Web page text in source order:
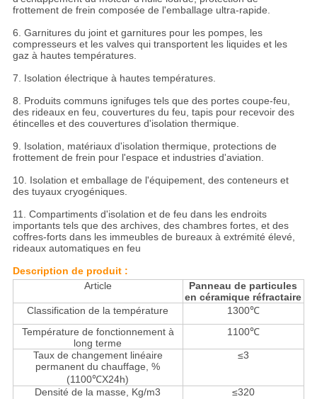
frottement de frein composée de l'emballage ultra-rapide.
6. Garnitures du joint et garnitures pour les pompes, les
compresseurs et les valves qui transportent les liquides et les
gaz à hautes températures.
7. Isolation électrique à hautes températures.
8. Produits communs ignifuges tels que des portes coupe-feu,
des rideaux en feu, couvertures du feu, tapis pour recevoir des
étincelles et des couvertures d'isolation thermique.
9. Isolation, matériaux d'isolation thermique, protections de
frottement de frein pour l'espace et industries d'aviation.
10. Isolation et emballage de l'équipement, des conteneurs et
des tuyaux cryogéniques.
11. Compartiments d'isolation et de feu dans les endroits
importants tels que des archives, des chambres fortes, et des
coffres-forts dans les immeubles de bureaux à extrémité élevé,
rideaux automatiques en feu
Description de produit :
Article
Panneau de particules
en céramique réfractaire
Classification de la température
1300℃
Température de fonctionnement à
long terme
1100℃
Taux de changement linéaire
permanent du chauffage, %
(1100℃X24h)
≤3
Densité de la masse, Kg/m3
≤320